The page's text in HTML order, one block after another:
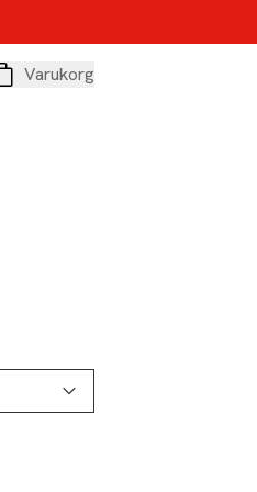
Varukorg